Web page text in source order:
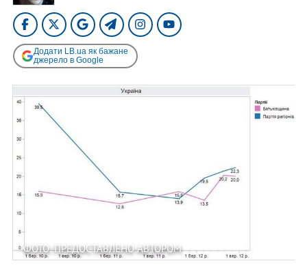
Додати LB.ua як бажане
джерело в Google
ФОТО: ПРЕДОСТАВЛЕНО АВТОРОМ